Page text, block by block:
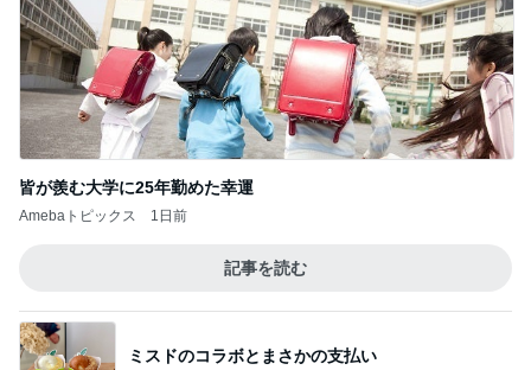
ミスドのコラボとまさかの支払い
Amebaトピックス 13時間前
ジャンル人気記事ランキング
猫との生活
妹夫婦の新居へ
2
母さんは今日も世話をやく